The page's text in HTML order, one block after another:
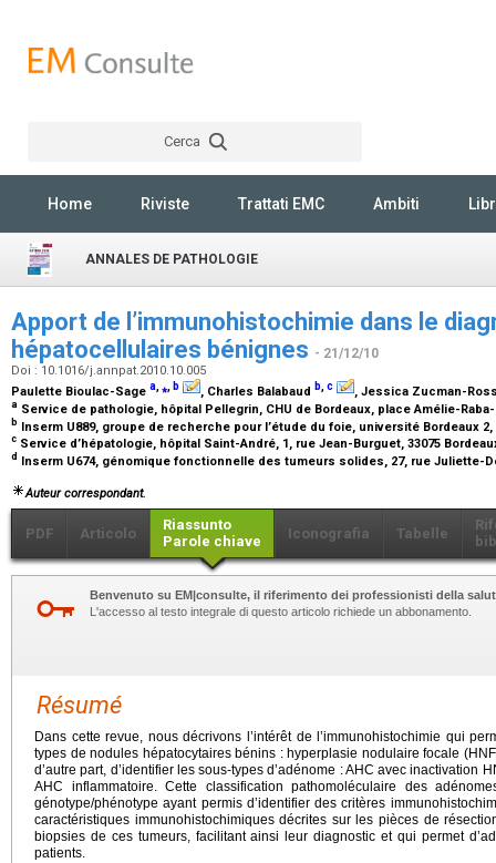
Cerca
Home Riviste Trattati EMC Ambiti
ANNALES DE PATHOLOGIE
Apport de l’immunohistochimie dans le
hépatocellulaires bénignes - 21/12/10
Doi : 10.1016/j.annpat.2010.10.005
Paulette Bioulac-Sage a,⁎, b , Charles Balabaud b,c , Jessica Zucman-
a Service de pathologie, hôpital Pellegrin, CHU de Bordeaux, place Amélie-
b Inserm U889, groupe de recherche pour l’étude du foie, université Bordeaux 2,
c Service d’hépatologie, hôpital Saint-André, 1, rue Jean-Burguet, 33075
d Inserm U674, génomique fonctionnelle des tumeurs solides, 27, rue Juliette-
Auteur correspondant.
PDF Articolo
Riassunto
Parole chiave
Iconografia Tabelle
Benvenuto su EM|consulte, il riferimento dei professionisti della
L'accesso al testo integrale di questo articolo richiede un abbonamento.
Résumé
Dans cette revue, nous décrivons l’intérêt de l’immunohistochimie qui
types de nodules hépatocytaires bénins : hyperplasie nodulaire focale
d’autre part, d’identifier les sous-types d’adénome : AHC avec inactivation
AHC inflammatoire. Cette classification pathomoléculaire des
génotype/phénotype ayant permis d’identifier des critères
caractéristiques immunohistochimiques décrites sur les pièces de
biopsies de ces tumeurs, facilitant ainsi leur diagnostic et qui permet
patients.